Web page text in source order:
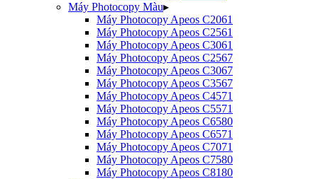
Máy Photocopy Màu▸
Máy Photocopy Apeos C2061
Máy Photocopy Apeos C2561
Máy Photocopy Apeos C3061
Máy Photocopy Apeos C2567
Máy Photocopy Apeos C3067
Máy Photocopy Apeos C3567
Máy Photocopy Apeos C4571
Máy Photocopy Apeos C5571
Máy Photocopy Apeos C6580
Máy Photocopy Apeos C6571
Máy Photocopy Apeos C7071
Máy Photocopy Apeos C7580
Máy Photocopy Apeos C8180